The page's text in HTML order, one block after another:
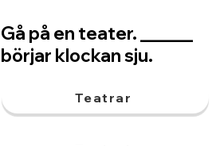
Gå på en teater. ______
börjar klockan sju.
Teatrar